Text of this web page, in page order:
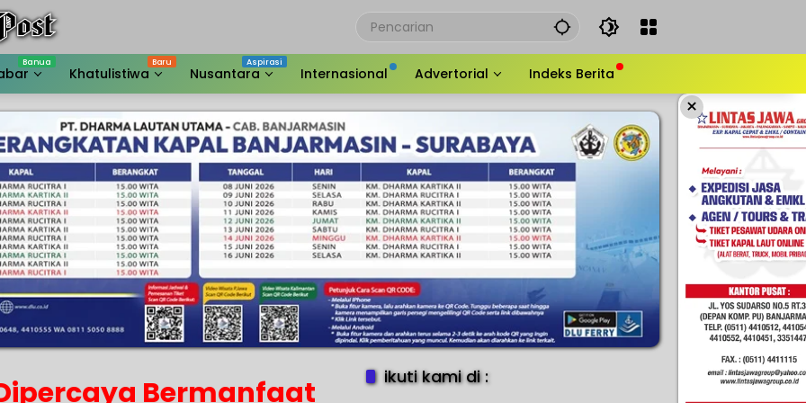
Khatulistiwa Nusantara Internasional Advertorial Indeks Berita
×
Bermanfaat
ikuti kami di :